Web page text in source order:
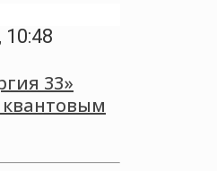
10:48
33»